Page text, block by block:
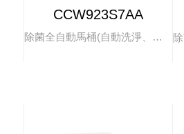
CCW923S7AA
除菌全自動馬桶(自動洗淨、掀蓋)